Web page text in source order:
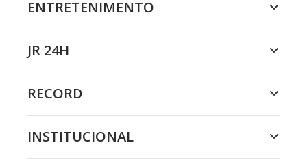
ENTRETENIMENTO
JR 24H
RECORD
INSTITUCIONAL